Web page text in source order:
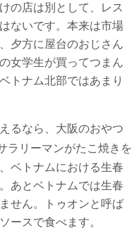
の店は別として、レス
ないです。本来は市場
夕方に屋台のおじさん
女学生が買ってつまん
トナム北部ではあまり
るなら、大阪のおやつ
ラリーマンがたこ焼きを
ベトナムにおける生春
あとベトナムでは生春
せん。トゥオンと呼ば
ースで食べます。